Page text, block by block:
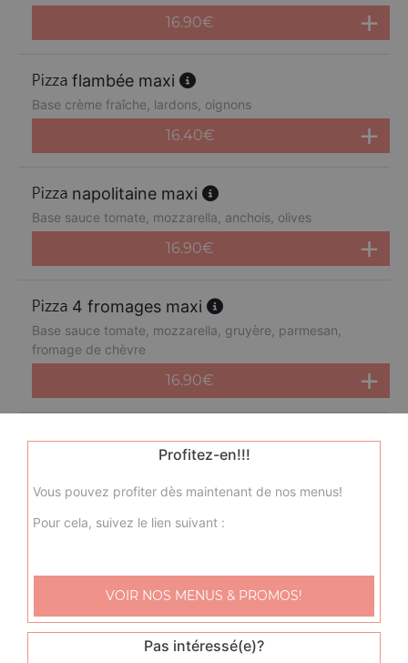
16.90€
flambée maxi
Base crème fraîche, lardons, oignons
16.40€
napolitaine maxi
Base sauce tomate, mozzarella, anchois, olives
16.90€
4 fromages maxi
Base sauce tomate, mozzarella, gruyère, parmesan,
fromage de chèvre
16.90€
chausson maxi
Base sauce tomate, mozzarella, champignons frais,
Base sauce tomate, mozzarella, merguez
16.90€
Profitez-en!!!
Vous pouvez profiter dès maintenant de nos menus!
Pour cela, suivez le lien suivant :
VOIR NOS MENUS & PROMOS!
Pas intéressé(e)?